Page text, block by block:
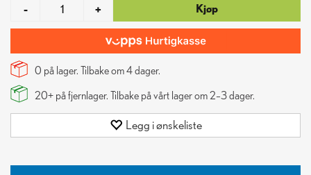
- + Kjøp
0 på lager. Tilbake om4dager.
20+ på fjernlager. Tilbake på vårt lager om 2–3 dager.
Legg i ønskeliste